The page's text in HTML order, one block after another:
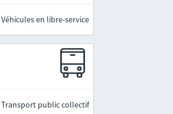
Véhicules en libre-service
Transport public collectif